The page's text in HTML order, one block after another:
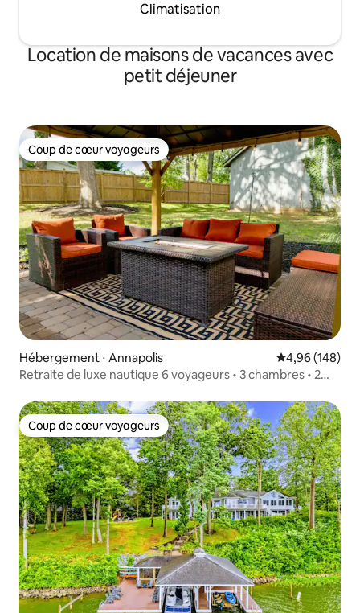
Climatisation
Location de maisons de vacances avec
petit déjeuner
Coup de cœur voyageurs
Coup de cœur voyageurs
Hébergement ⋅ Annapolis Évaluation
4,96 (148)
Retraite de luxe nautique 6 voyageurs • 3 chambres • 2
Coup de cœur voyageurs
Coup de cœur voyageurs